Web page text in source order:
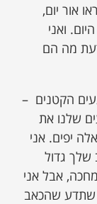
אור יום,
ואני
מה הם
הקטנים –
שלנו את
יפים. אני
שלך גדול
אבל אני
שתדע שהכאב